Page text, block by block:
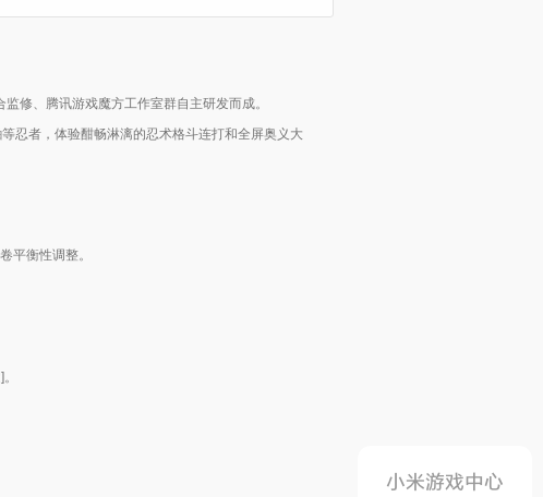
修、腾讯游戏魔方工作室群自主研发而成。
忍者，体验酣畅淋漓的忍术格斗连打和全屏奥义大
平衡性调整。